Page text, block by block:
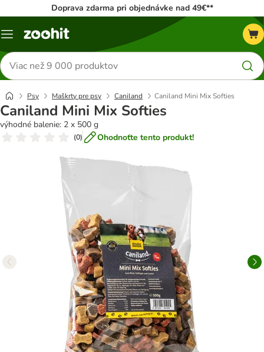
Doprava zdarma pri objednávke nad 49€**
Kategórie
Hľadať
produkty
Psy Maškrty pre psy Caniland Caniland Mini Mix Softies
Caniland Mini Mix Softies
výhodné balenie: 2 x 500 g
(0) Ohodnoťte tento produkt!